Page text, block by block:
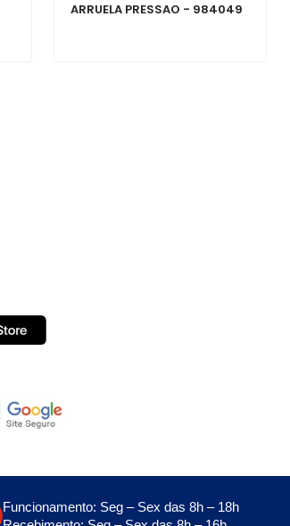
ARRUELA PRESSAO - 984049
Funcionamento: Seg – Sex das 8h – 18h